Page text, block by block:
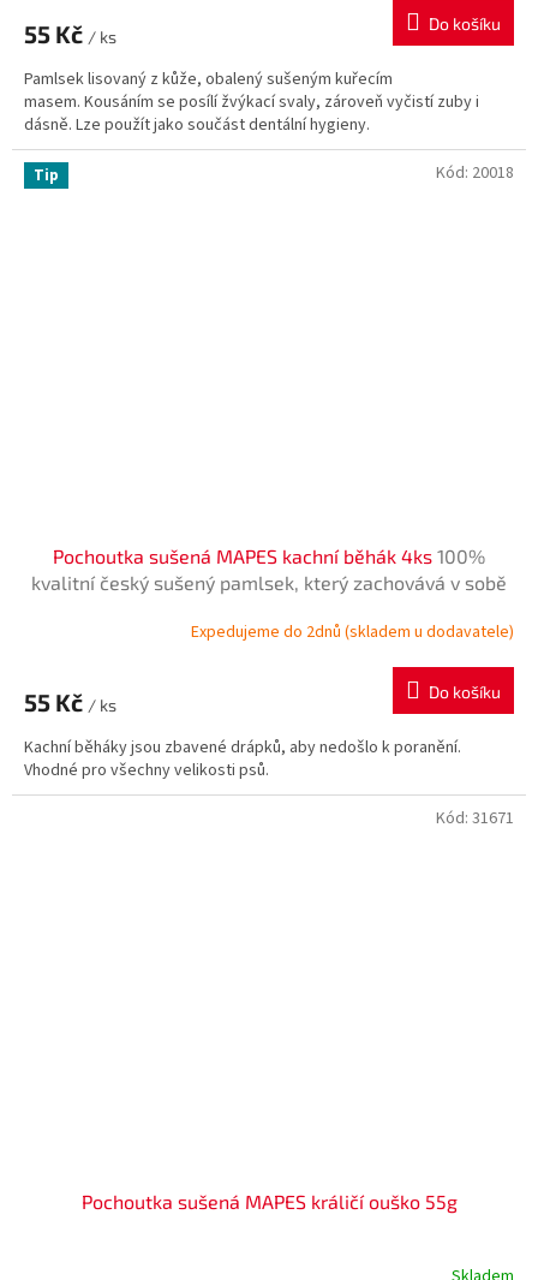
55 Kč / ks
Do košíku
Pamlsek lisovaný z kůže, obalený sušeným kuřecím
masem. Kousáním se posílí žvýkací svaly, zároveň vyčistí zuby i
dásně. Lze použít jako součást dentální hygieny.
Tip
Pochoutka sušená MAPES kachní běhák 4ks 100%
kvalitní český sušený pamlsek, který zachovává v sobě
zdravějšímu chrupu
Expedujeme do 2dnů (skladem u dodavatele)
55 Kč / ks
Do košíku
Kachní běháky jsou zbavené drápků, aby nedošlo k poranění.
Vhodné pro všechny velikosti psů.
Kód: 20018
Pochoutka sušená MAPES králičí ouško 55g
Kód: 31671